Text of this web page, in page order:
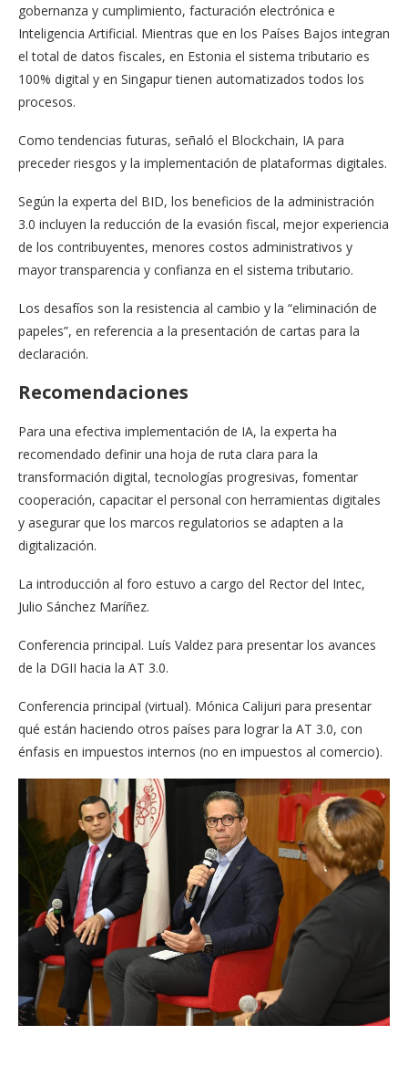
gobernanza y cumplimiento, facturación electrónica e
Inteligencia Artificial. Mientras que en los Países Bajos integran
el total de datos fiscales, en Estonia el sistema tributario es
100% digital y en Singapur tienen automatizados todos los
procesos.
Como tendencias futuras, señaló el Blockchain, IA para
preceder riesgos y la implementación de plataformas digitales.
Según la experta del BID, los beneficios de la administración
3.0 incluyen la reducción de la evasión fiscal, mejor experiencia
de los contribuyentes, menores costos administrativos y
mayor transparencia y confianza en el sistema tributario.
Los desafíos son la resistencia al cambio y la “eliminación de
papeles”, en referencia a la presentación de cartas para la
declaración.
Recomendaciones
Para una efectiva implementación de IA, la experta ha
recomendado definir una hoja de ruta clara para la
transformación digital, tecnologías progresivas, fomentar
cooperación, capacitar el personal con herramientas digitales
y asegurar que los marcos regulatorios se adapten a la
digitalización.
La introducción al foro estuvo a cargo del Rector del Intec,
Julio Sánchez Maríñez.
Conferencia principal. Luís Valdez para presentar los avances
de la DGII hacia la AT 3.0.
Conferencia principal (virtual). Mónica Calijuri para presentar
qué están haciendo otros países para lograr la AT 3.0, con
énfasis en impuestos internos (no en impuestos al comercio).